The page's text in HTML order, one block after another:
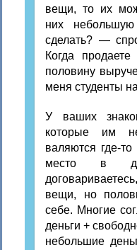
вещи, то их
них
сделать? —
Когда
половину
меня студенты
У ваших
которые им
валяются где-
место в
вещи, но
себе. Многие
деньги +
небольшие